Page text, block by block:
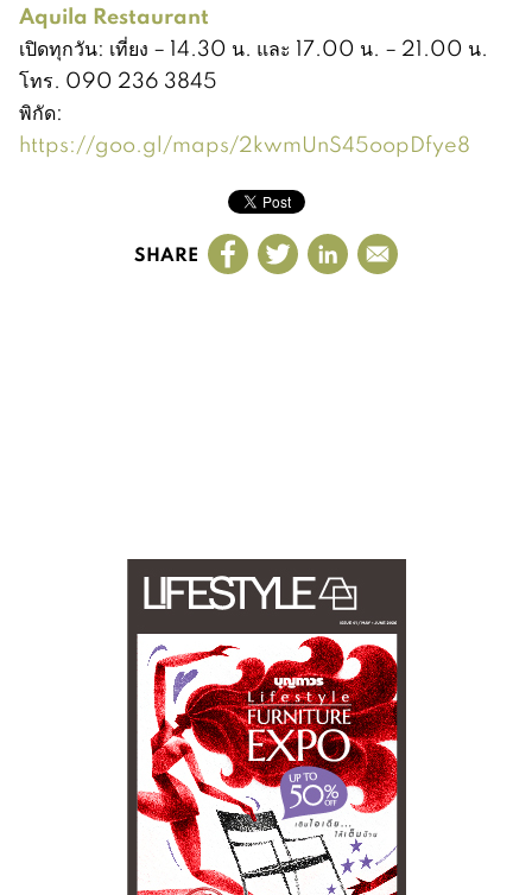
Aquila Restaurant
เปิดทุกวัน: เที่ยง – 14.30 น. และ 17.00 น. – 21.00 น.
โทร. 090 236 3845
พิกัด:
https://goo.gl/maps/2kwmUnS45oopDfye8
SHARE